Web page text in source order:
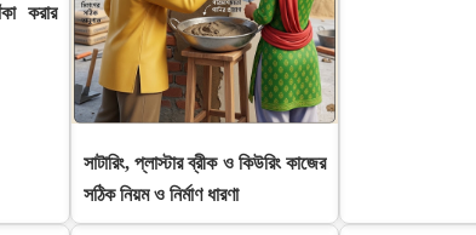
করার
সাটারিং, প্লাস্টার ব্রীক ও কিউরিং কাজের
সঠিক নিয়ম ও নির্মাণ ধারণা